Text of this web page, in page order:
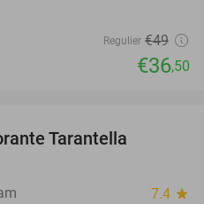
Regulier €49
€36,50
Tarantella
7.4 star